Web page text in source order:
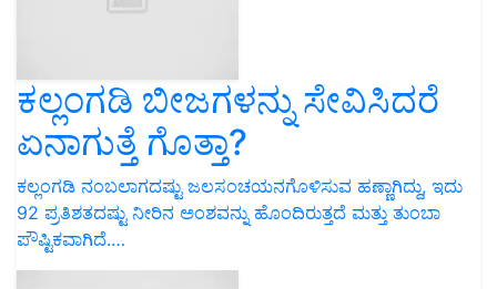
ಕಲ್ಲಂಗಡಿ ಬೀಜಗಳನ್ನು ಸೇವಿಸಿದರೆ
ಏನಾಗುತ್ತೆ ಗೊತ್ತಾ?
ಕಲ್ಲಂಗಡಿ ನಂಬಲಾಗದಷ್ಟು ಜಲಸಂಚಯನಗೊಳಿಸುವ ಹಣ್ಣಾಗಿದ್ದು, ಇದು
92 ಪ್ರತಿಶತದಷ್ಟು ನೀರಿನ ಅಂಶವನ್ನು ಹೊಂದಿರುತ್ತದೆ ಮತ್ತು ತುಂಬಾ
ಪೌಷ್ಟಿಕವಾಗಿದೆ.…